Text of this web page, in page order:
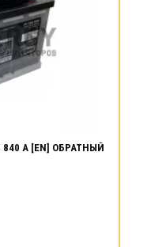
840 А [EN] ОБРАТНЫЙ